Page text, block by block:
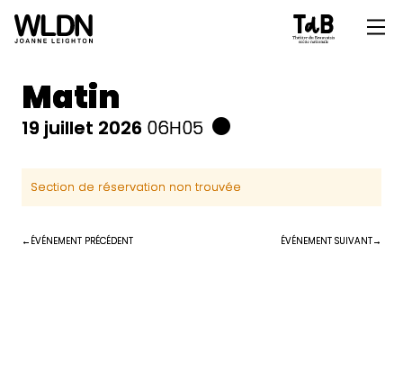
Matin
19 juillet 2026 06H05
Section de réservation non trouvée
ÉVÉNEMENT PRÉCÉDENT ÉVÉNEMENT SUIVANT